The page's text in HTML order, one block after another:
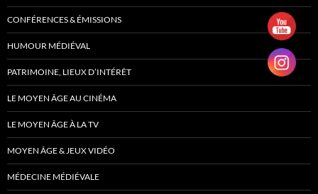
CONFÉRENCES & ÉMISSIONS
HUMOUR MÉDIÉVAL
PATRIMOINE, LIEUX D’INTÉRÊT
LE MOYEN ÂGE AU CINÉMA
LE MOYEN ÂGE À LA TV
MOYEN ÂGE & JEUX VIDÉO
MÉDECINE MÉDIÉVALE